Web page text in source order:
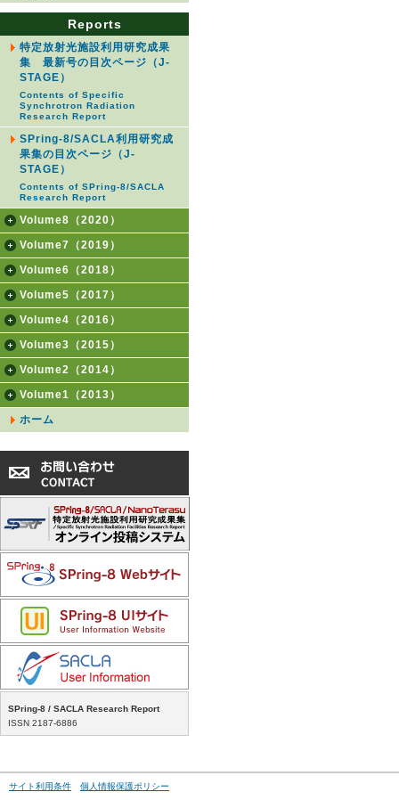
Reports
特定放射光施設利用研究成果
集 最新号の目次ページ（J-
STAGE）
Contents of Specific
Synchrotron Radiation
Research Report
SPring-8/SACLA利用研究成
果集の目次ページ（J-
STAGE）
Contents of SPring-8/SACLA
Research Report
Volume8（2020）
Volume7（2019）
Volume6（2018）
Volume5（2017）
Volume4（2016）
Volume3（2015）
Volume2（2014）
Volume1（2013）
ホーム
SPring-8 / SACLA Research Report
ISSN 2187-6886
サイト利用条件 個人情報保護ポリシー